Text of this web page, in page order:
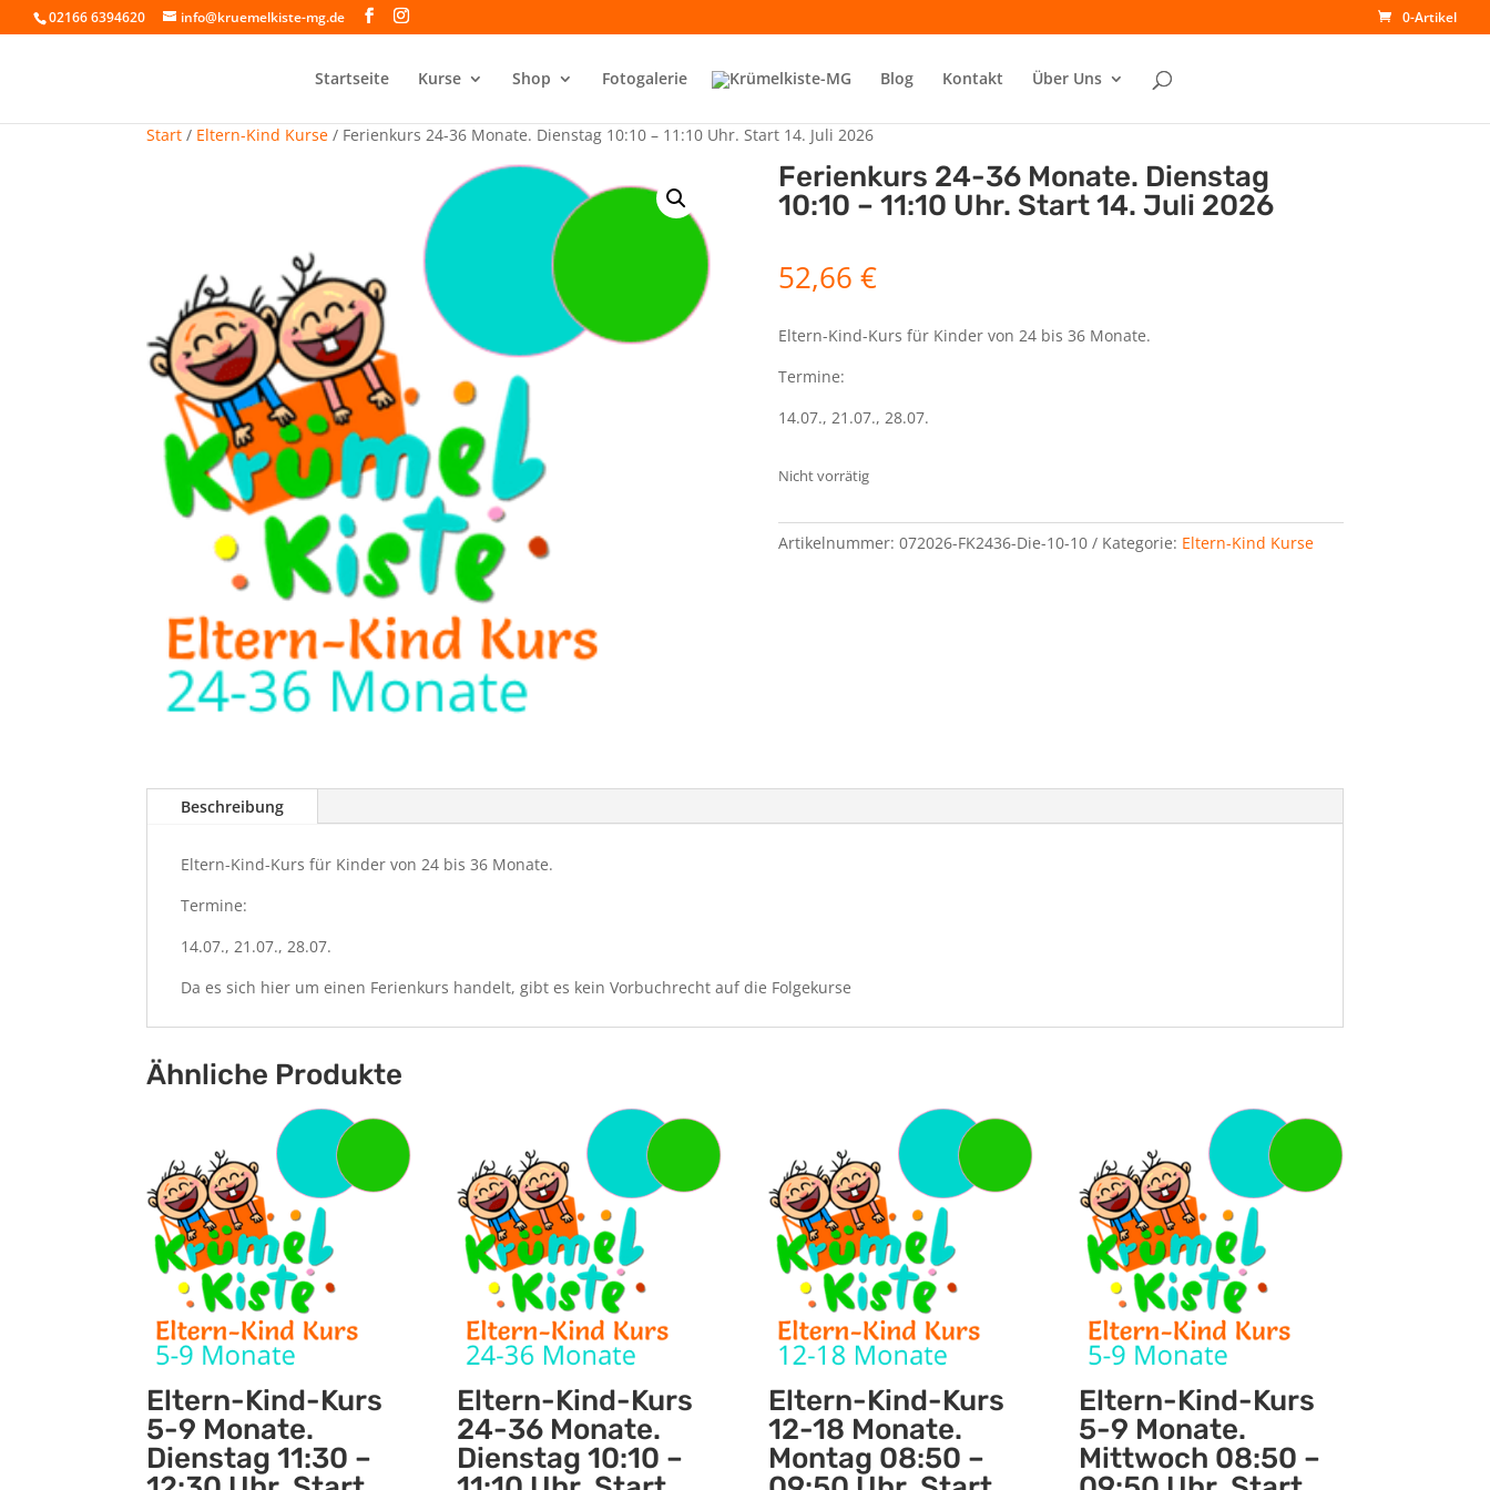
02166 6394620 info@kruemelkiste-mg.de 0-Artikel
Startseite Kurse Shop Fotogalerie Blog Kontakt Über Uns
Start / Eltern-Kind Kurse / Ferienkurs 24-36 Monate. Dienstag 10:10 – 11:10 Uhr. Start 14. Juli 2026
Ferienkurs 24-36 Monate. Dienstag
10:10 – 11:10 Uhr. Start 14. Juli 2026
52,66 €
Eltern-Kind-Kurs für Kinder von 24 bis 36 Monate.
Termine:
14.07., 21.07., 28.07.
Nicht vorrätig
Artikelnummer: 072026-FK2436-Die-10-10 Kategorie: Eltern-Kind Kurse
Beschreibung
Eltern-Kind-Kurs für Kinder von 24 bis 36 Monate.
Termine:
14.07., 21.07., 28.07.
Da es sich hier um einen Ferienkurs handelt, gibt es kein Vorbuchrecht auf die Folgekurse
Ähnliche Produkte
Eltern-Kind-Kurs
5-9 Monate.
Dienstag 11:30 –
Eltern-Kind-Kurs
24-36 Monate.
Dienstag 10:10 –
Eltern-Kind-Kurs
12-18 Monate.
Montag 08:50 –
Eltern-Kind-Kurs
5-9 Monate.
Mittwoch 08:50 –